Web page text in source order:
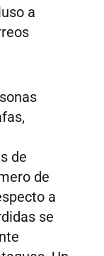
a
de
de
a
se